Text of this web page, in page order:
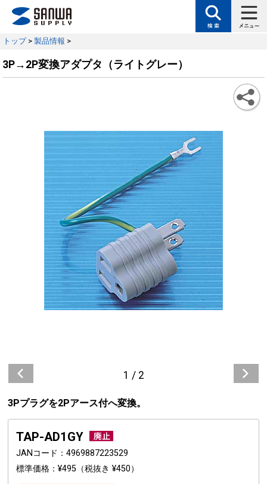
トップ> 製品情報 >
3P→2P変換アダプタ（ライトグレー）
1 / 2
3Pプラグを2Pアース付へ変換。
TAP-AD1GY
JANコード
4969887223529
標準価格
¥495（税抜き ¥450）